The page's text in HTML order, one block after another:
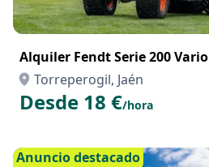
Alquiler Fendt Serie 200 Vario
Torreperogil, Jaén
Desde 18 €/hora
Anuncio destacado